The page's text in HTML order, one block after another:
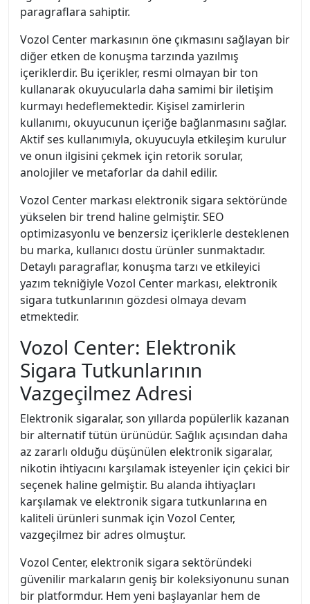
paragraflara sahiptir.
Vozol Center markasının öne çıkmasını sağlayan bir
diğer etken de konuşma tarzında yazılmış
içeriklerdir. Bu içerikler, resmi olmayan bir ton
kullanarak okuyucularla daha samimi bir iletişim
kurmayı hedeflemektedir. Kişisel zamirlerin
kullanımı, okuyucunun içeriğe bağlanmasını sağlar.
Aktif ses kullanımıyla, okuyucuyla etkileşim kurulur
ve onun ilgisini çekmek için retorik sorular,
anolojiler ve metaforlar da dahil edilir.
Vozol Center markası elektronik sigara sektöründe
yükselen bir trend haline gelmiştir. SEO
optimizasyonlu ve benzersiz içeriklerle desteklenen
bu marka, kullanıcı dostu ürünler sunmaktadır.
Detaylı paragraflar, konuşma tarzı ve etkileyici
yazım tekniğiyle Vozol Center markası, elektronik
sigara tutkunlarının gözdesi olmaya devam
etmektedir.
Vozol Center: Elektronik
Sigara Tutkunlarının
Vazgeçilmez Adresi
Elektronik sigaralar, son yıllarda popülerlik kazanan
bir alternatif tütün ürünüdür. Sağlık açısından daha
az zararlı olduğu düşünülen elektronik sigaralar,
nikotin ihtiyacını karşılamak isteyenler için çekici bir
seçenek haline gelmiştir. Bu alanda ihtiyaçları
karşılamak ve elektronik sigara tutkunlarına en
kaliteli ürünleri sunmak için Vozol Center,
vazgeçilmez bir adres olmuştur.
Vozol Center, elektronik sigara sektöründeki
güvenilir markaların geniş bir koleksiyonunu sunan
bir platformdur. Hem yeni başlayanlar hem de